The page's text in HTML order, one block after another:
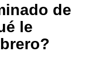
de
le